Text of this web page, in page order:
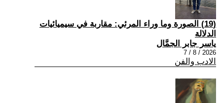
(19) الصورة وما وراء المرئي: مقاربة في سيميائيات
الدلالة
ياسر جابر الجمَّال
2026 / 8 / 7
الادب والفن